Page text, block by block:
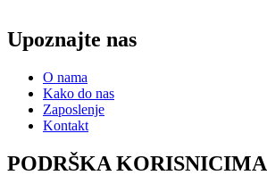
Upoznajte nas
O nama
Kako do nas
Zaposlenje
Kontakt
PODRŠKA KORISNICIMA